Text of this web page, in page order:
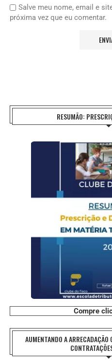
Salve meu nome, email e
próxima vez que eu comentar.
RESUMÃO:
Compre
AUMENTANDO A